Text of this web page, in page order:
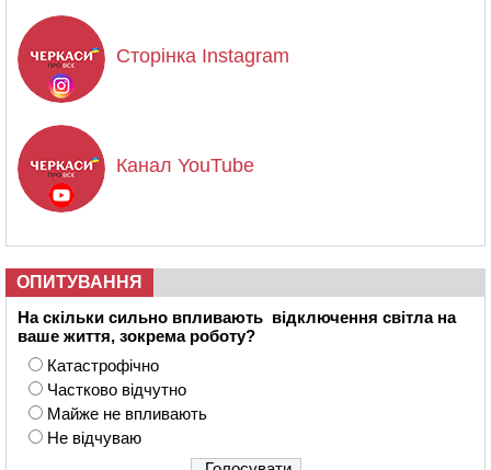
Сторінка Instagram
Канал YouTube
ОПИТУВАННЯ
На скільки сильно впливають відключення світла на
ваше життя, зокрема роботу?
Катастрофічно
Частково відчутно
Майже не впливають
Не відчуваю